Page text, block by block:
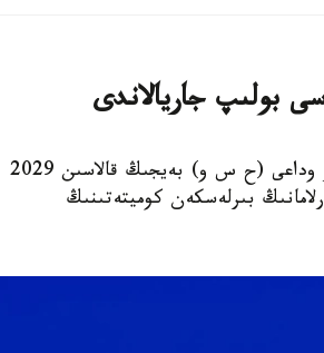
استانا. KAZINFORM - يۋنەسكو جانە حالىقارالىق ساۋلەتشىلەر وداعى (ح س و) بەيجىڭ قالاسىن 2029
بىرلەسكەن كوميتەتىنىڭ